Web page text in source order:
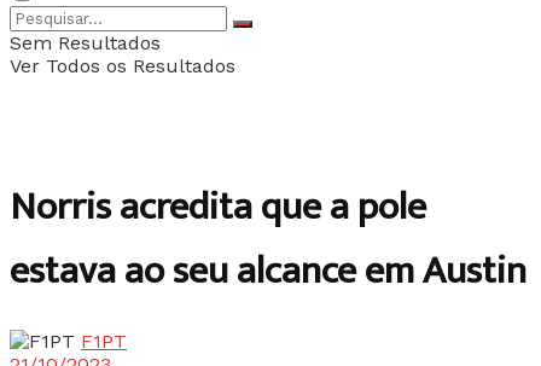
Sem Resultados
Ver Todos os Resultados
Norris acredita que a pole
estava ao seu alcance em Austin
F1PT